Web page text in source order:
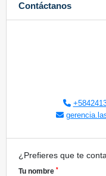
Contáctanos
¿Prefieres que te
Tu nombre *